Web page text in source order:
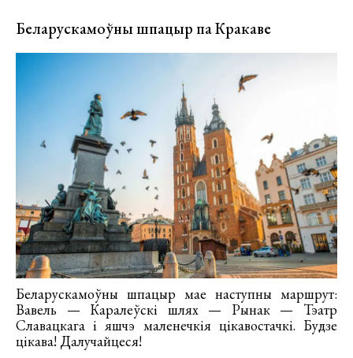
Беларускамоўны шпацыр па Кракаве
Беларускамоўны шпацыр мае наступны маршрут:
Вавель — Каралеўскі шлях — Рынак — Тэатр
Славацкага і яшчэ маленечкія цікавостачкі. Будзе
цікава! Далучайцеся!